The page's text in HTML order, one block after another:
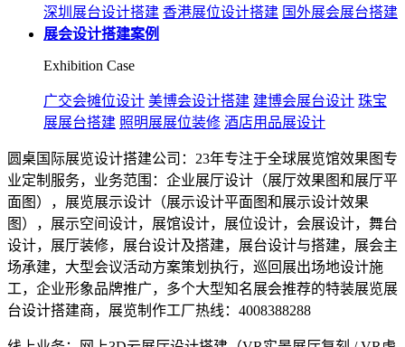
深圳展台设计搭建 香港展位设计搭建 国外展会展台搭建
展会设计搭建案例
Exhibition Case
广交会摊位设计 美博会设计搭建 建博会展台设计 珠宝
展展台搭建 照明展展位装修 酒店用品展设计
圆桌国际展览设计搭建公司：23年专注于全球展览馆效果图专
业定制服务，业务范围：企业展厅设计（展厅效果图和展厅平
面图），展览展示设计（展示设计平面图和展示设计效果
图），展示空间设计，展馆设计，展位设计，会展设计，舞台
设计，展厅装修，展台设计及搭建，展台设计与搭建，展会主
场承建，大型会议活动方案策划执行，巡回展出场地设计施
工，企业形象品牌推广，多个大型知名展会推荐的特装展览展
台设计搭建商，展览制作工厂热线：4008388288